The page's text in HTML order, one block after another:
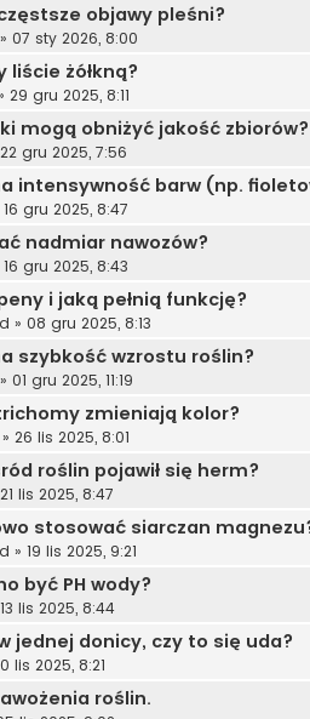
objawy pleśni?
» 07 sty 2026, 8:00
liście żółkną?
29 gru 2025, 8:11
mogą obniżyć jakość zbiorów?
22 gru 2025, 7:56
intensywność barw (np.
16 gru 2025, 8:47
nadmiar nawozów?
16 gru 2025, 8:43
i jaką pełnią funkcję?
» 08 gru 2025, 8:13
szybkość wzrostu roślin?
» 01 gru 2025, 11:19
zmieniają kolor?
» 26 lis 2025, 8:01
roślin pojawił się herm?
21 lis 2025, 8:47
stosować siarczan
» 19 lis 2025, 9:21
być PH wody?
13 lis 2025, 8:44
jednej donicy, czy to się uda?
lis 2025, 8:21
roślin.